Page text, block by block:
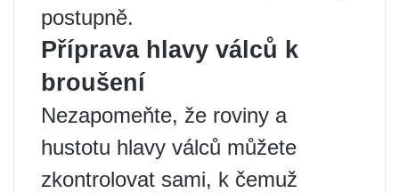
postupně.
Příprava hlavy válců k
broušení
Nezapomeňte, že roviny a
hustotu hlavy válců můžete
zkontrolovat sami, k čemuž